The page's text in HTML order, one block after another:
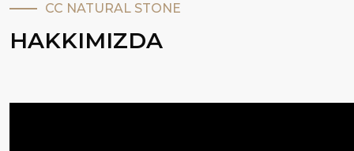
CC NATURAL STONE
HAKKIMIZDA